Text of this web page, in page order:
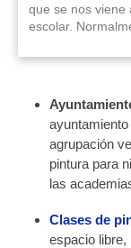
que se nos viene
escolar.
agrupación
pintura para
las
Clases de
espacio libre,